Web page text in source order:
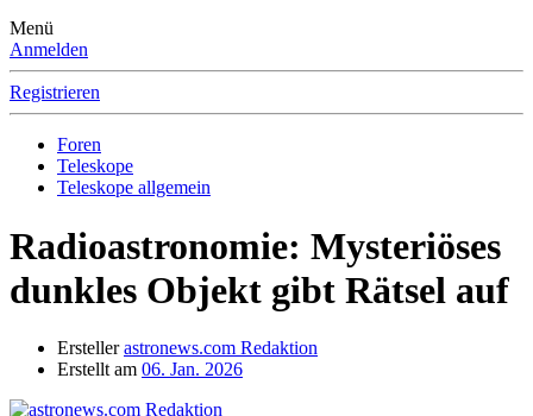
Menü
Anmelden
Registrieren
Foren
Teleskope
Teleskope allgemein
Radioastronomie: Mysteriöses
dunkles Objekt gibt Rätsel auf
Ersteller astronews.com Redaktion
Erstellt am 06. Jan. 2026